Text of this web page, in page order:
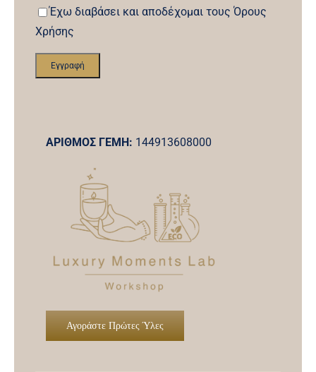
Έχω διαβάσει και αποδέχομαι τους Όρους
Χρήσης
ΑΡΙΘΜΟΣ ΓΕΜΗ: 144913608000
Αγοράστε Πρώτες Ύλες